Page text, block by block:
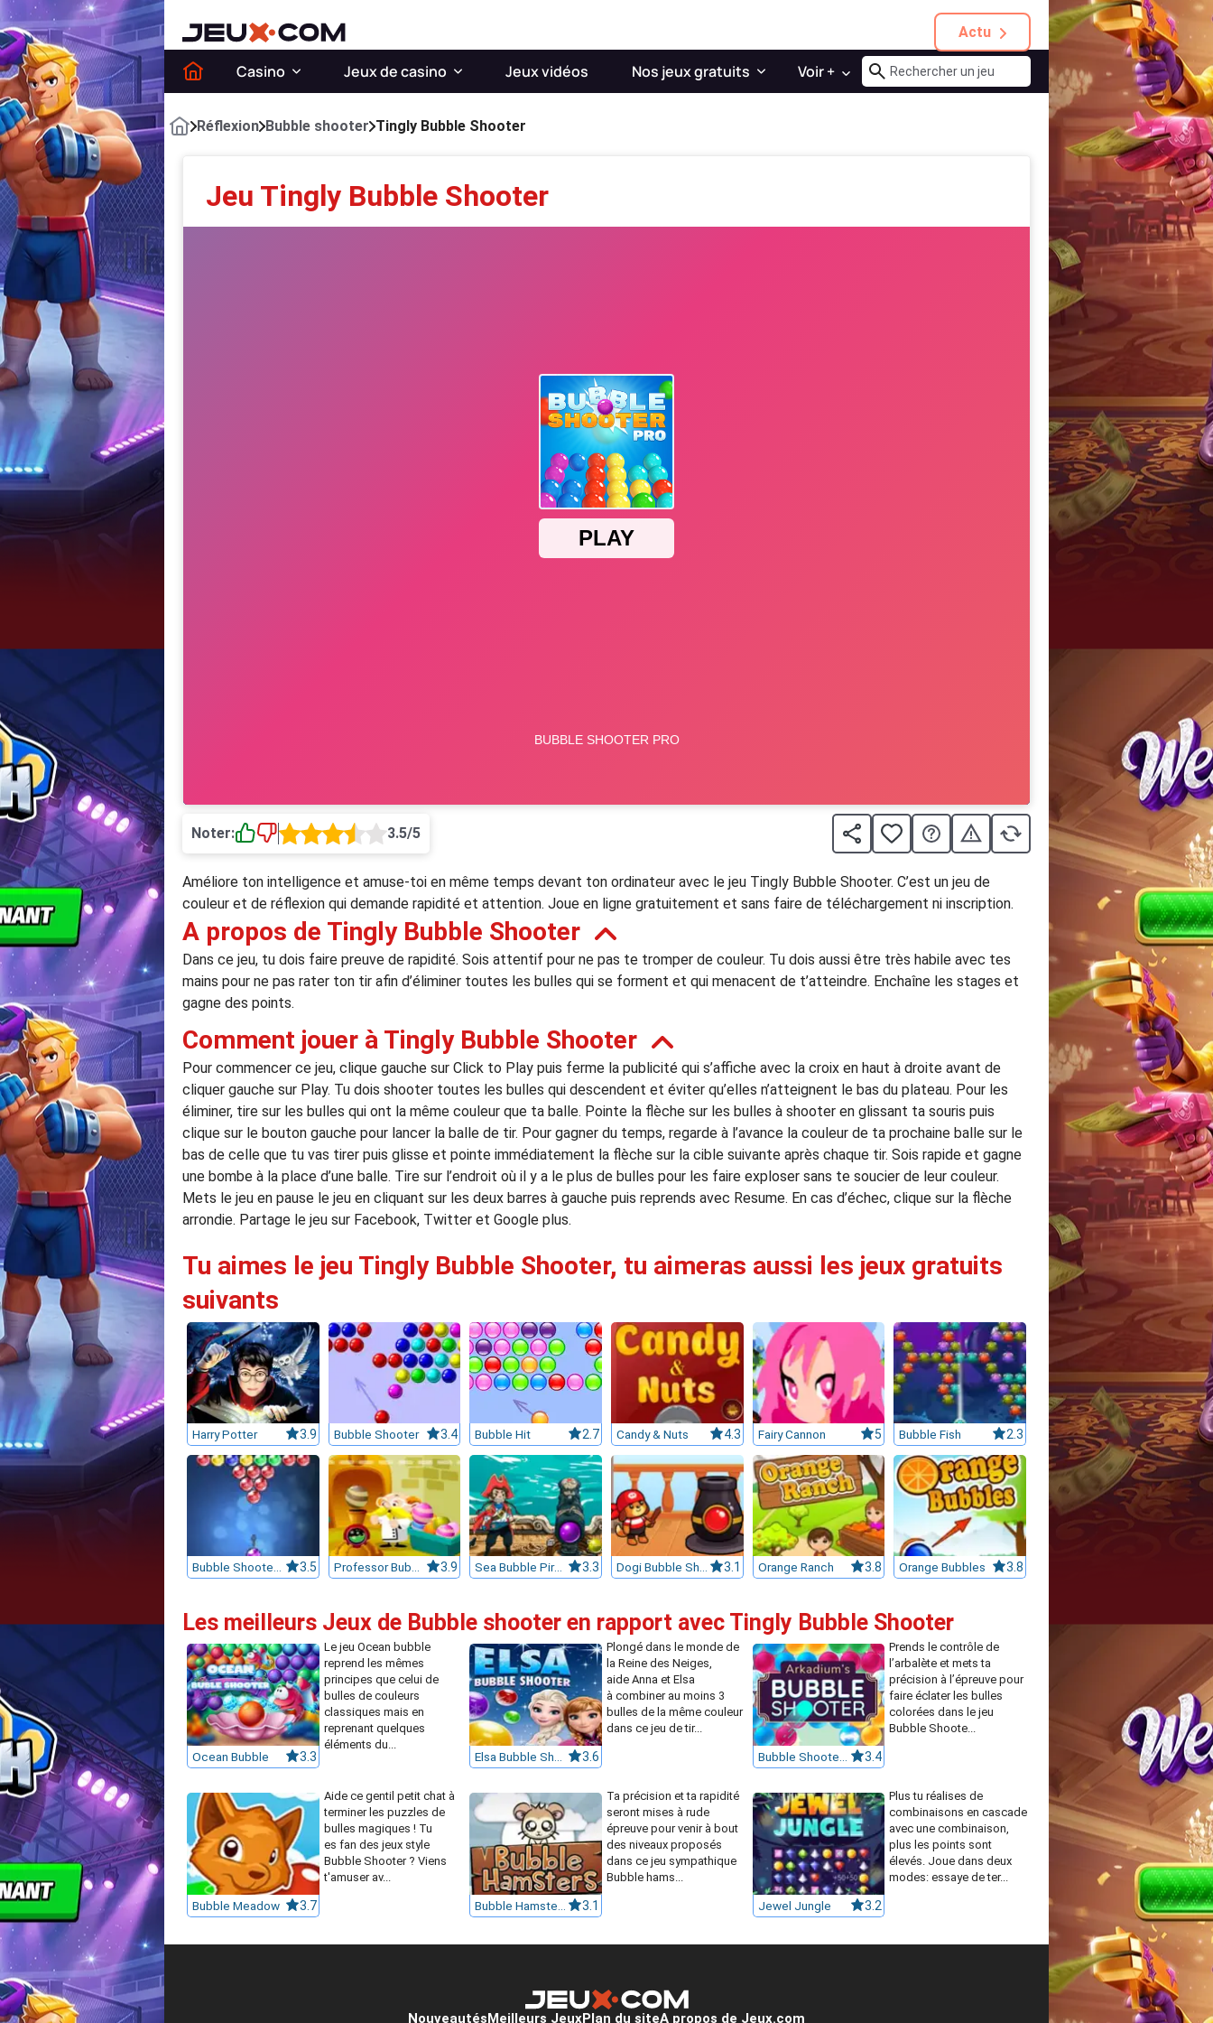
Actu
Casino Jeux de casino Jeux vidéos Nos jeux gratuits Voir +
Réflexion Bubble shooter Tingly Bubble Shooter
Jeu Tingly Bubble Shooter
Noter: 3.5/5
Améliore ton intelligence et amuse-toi en même temps devant ton ordinateur avec le jeu Tingly Bubble Shooter. C’est un jeu de
couleur et de réflexion qui demande rapidité et attention. Joue en ligne gratuitement et sans faire de téléchargement ni inscription.
A propos de Tingly Bubble Shooter
Dans ce jeu, tu dois faire preuve de rapidité. Sois attentif pour ne pas te tromper de couleur. Tu dois aussi être très habile avec tes
mains pour ne pas rater ton tir afin d’éliminer toutes les bulles qui se forment et qui menacent de t’atteindre. Enchaîne les stages et
gagne des points.
Comment jouer à Tingly Bubble Shooter
Pour commencer ce jeu, clique gauche sur Click to Play puis ferme la publicité qui s’affiche avec la croix en haut à droite avant de
cliquer gauche sur Play. Tu dois shooter toutes les bulles qui descendent et éviter qu’elles n’atteignent le bas du plateau. Pour les
éliminer, tire sur les bulles qui ont la même couleur que ta balle. Pointe la flèche sur les bulles à shooter en glissant ta souris puis
clique sur le bouton gauche pour lancer la balle de tir. Pour gagner du temps, regarde à l’avance la couleur de ta prochaine balle sur le
bas de celle que tu vas tirer puis glisse et pointe immédiatement la flèche sur la cible suivante après chaque tir. Sois rapide et gagne
une bombe à la place d’une balle. Tire sur l’endroit où il y a le plus de bulles pour les faire exploser sans te soucier de leur couleur.
Mets le jeu en pause le jeu en cliquant sur les deux barres à gauche puis reprends avec Resume. En cas d’échec, clique sur la flèche
arrondie. Partage le jeu sur Facebook, Twitter et Google plus.
Tu aimes le jeu Tingly Bubble Shooter, tu aimeras aussi les jeux gratuits
suivants
Harry Potter 3.9 Bubble Shooter 3.4 Bubble Hit 2.7 Candy & Nuts 4.3 Fairy Cannon 5 Bubble Fish 2.3
Bubble Shooter HD 3.5 Professor Bubble 3.9 Sea Bubble Pirates 3.3 Dogi Bubble Shooter 3.1 Orange Ranch 3.8 Orange Bubbles 3.8
Les meilleurs Jeux de Bubble shooter en rapport avec Tingly Bubble Shooter
Ocean Bubble 3.3
Le jeu Ocean bubble
reprend les mêmes
principes que celui de
bulles de couleurs
classiques mais en
reprenant quelques
éléments du...
3.6
Plongé dans le monde de
la Reine des Neiges,
aide Anna et Elsa
à combiner au moins 3
bulles de la même couleur
dans ce jeu de tir...
3.4
Prends le contrôle de
l’arbalète et mets ta
précision à l’épreuve pour
faire éclater les bulles
colorées dans le jeu
Bubble Shoote...
Bubble Meadow 3.7
Aide ce gentil petit chat à
terminer les puzzles de
bulles magiques ! Tu
es fan des jeux style
Bubble Shooter ? Viens
t'amuser av...
3.1
Ta précision et ta rapidité
seront mises à rude
épreuve pour venir à bout
des niveaux proposés
dans ce jeu sympathique
Bubble hams...
Jewel Jungle 3.2
Plus tu réalises de
combinaisons en cascade
avec une combinaison,
plus les points sont
élevés. Joue dans deux
modes: essaye de ter...
Nouveautés Meilleurs JeuxPlan du siteA propos de Jeux.com